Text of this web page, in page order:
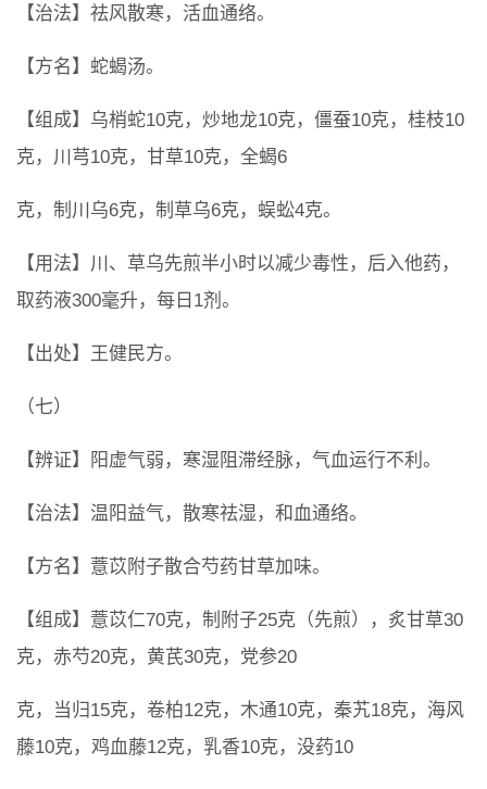
【治法】祛风散寒，活血通络。
【方名】蛇蝎汤。
【组成】乌梢蛇10克，炒地龙10克，僵蚕10克，桂枝10
克，川芎10克，甘草10克，全蝎6
克，制川乌6克，制草乌6克，蜈蚣4克。
【用法】川、草乌先煎半小时以减少毒性，后入他药，
取药液300毫升，每日1剂。
【出处】王健民方。
（七）
【辨证】阳虚气弱，寒湿阻滞经脉，气血运行不利。
【治法】温阳益气，散寒祛湿，和血通络。
【方名】薏苡附子散合芍药甘草加味。
【组成】薏苡仁70克，制附子25克（先煎），炙甘草30
克，赤芍20克，黄芪30克，党参20
克，当归15克，卷柏12克，木通10克，秦艽18克，海风
藤10克，鸡血藤12克，乳香10克，没药10